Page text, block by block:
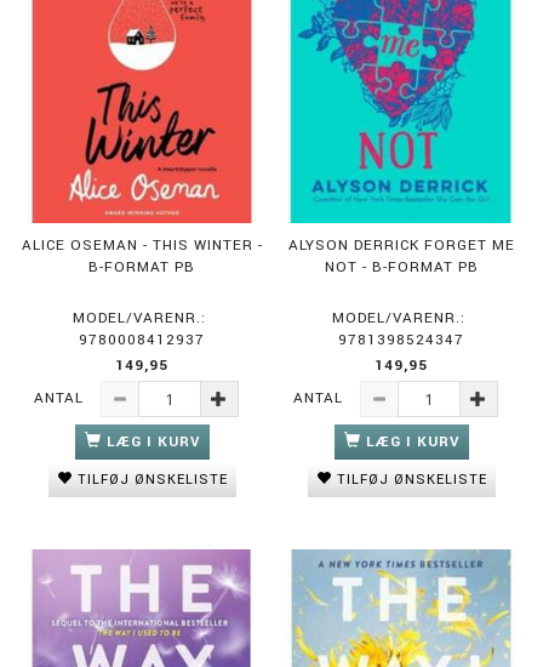
ALICE OSEMAN - THIS WINTER -
B-FORMAT PB
MODEL/VARENR.:
9780008412937
149,95
ANTAL
LÆG I KURV
TILFØJ ØNSKELISTE
ALYSON DERRICK FORGET ME
NOT - B-FORMAT PB
MODEL/VARENR.:
9781398524347
149,95
ANTAL
LÆG I KURV
TILFØJ ØNSKELISTE